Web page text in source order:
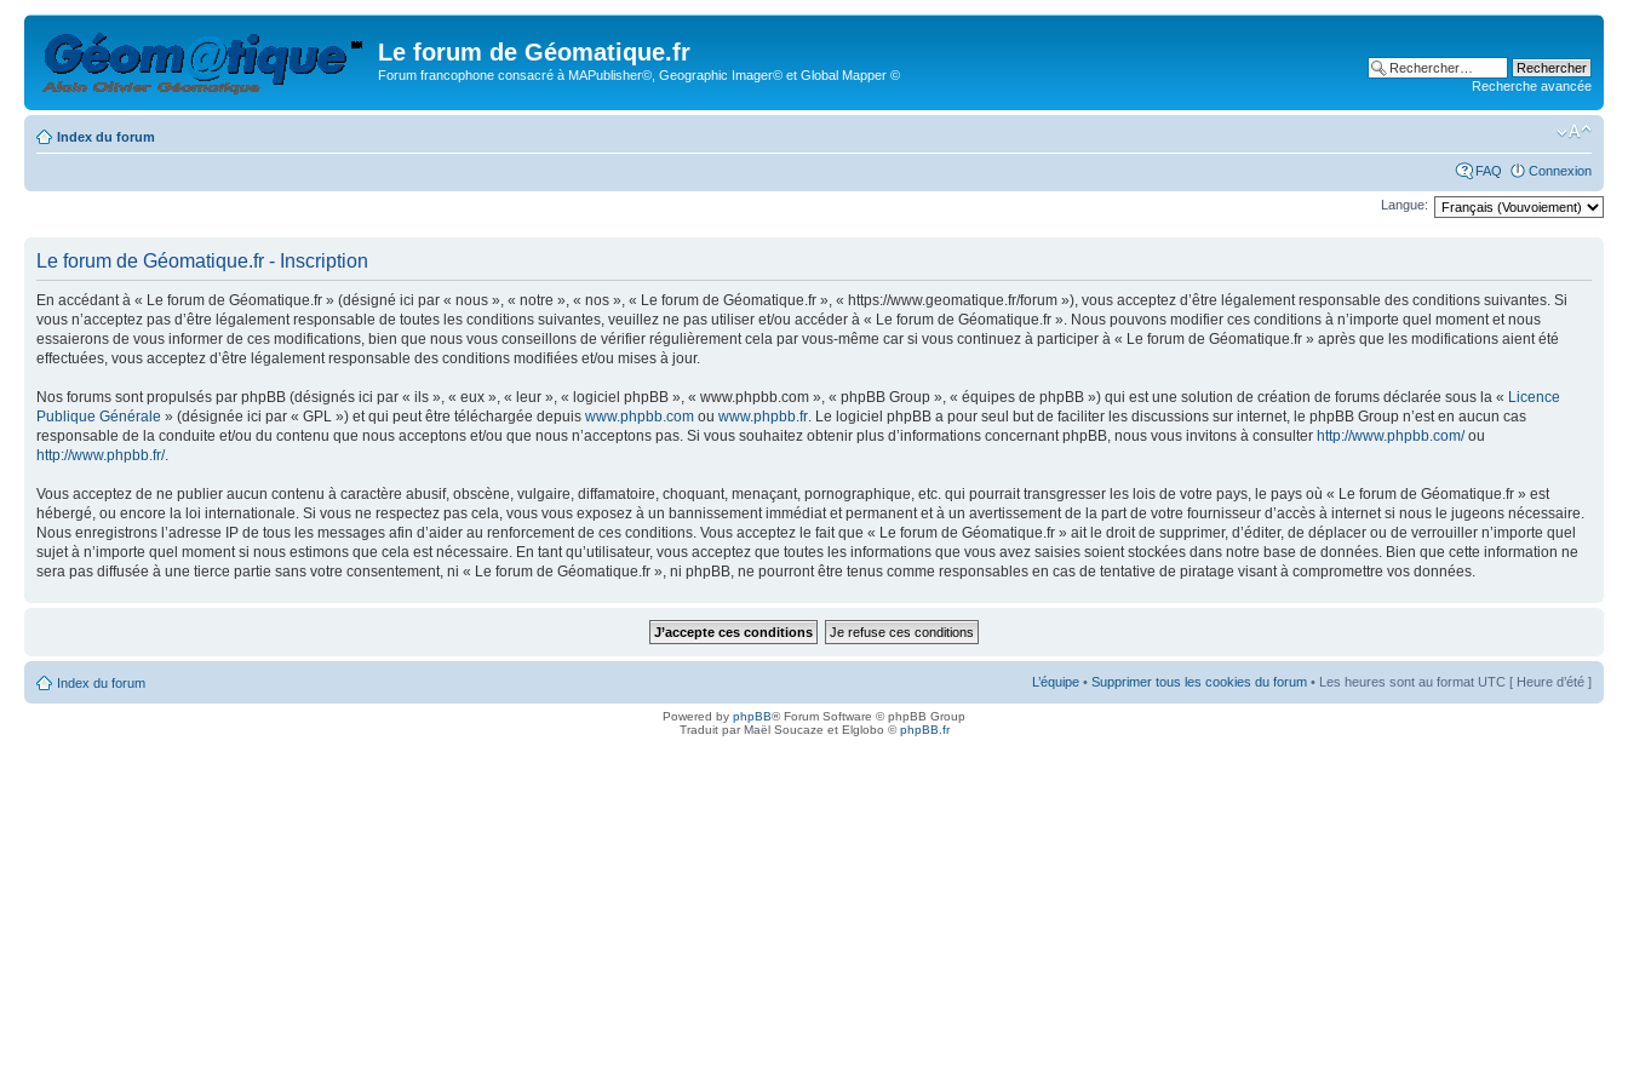
Le forum de Géomatique.fr
Forum francophone consacré à MAPublisher©, Geographic Imager© et Global Mapper ©
Recherche avancée
Index du forum
FAQ Connexion
Langue:
Le forum de Géomatique.fr - Inscription
En accédant à « Le forum de Géomatique.fr » (désigné ici par « nous », « notre », « nos », « Le forum de Géomatique.fr », « https://www.geomatique.fr/forum »), vous acceptez d’être légalement responsable des conditions suivantes. Si
vous n’acceptez pas d’être légalement responsable de toutes les conditions suivantes, veuillez ne pas utiliser et/ou accéder à « Le forum de Géomatique.fr ». Nous pouvons modifier ces conditions à n’importe quel moment et nous
essaierons de vous informer de ces modifications, bien que nous vous conseillons de vérifier régulièrement cela par vous-même car si vous continuez à participer à « Le forum de Géomatique.fr » après que les modifications aient été
effectuées, vous acceptez d’être légalement responsable des conditions modifiées et/ou mises à jour.
Nos forums sont propulsés par phpBB (désignés ici par « ils », « eux », « leur », « logiciel phpBB », « www.phpbb.com », « phpBB Group », « équipes de phpBB ») qui est une solution de création de forums déclarée sous la « Licence
Publique Générale » (désignée ici par « GPL ») et qui peut être téléchargée depuis www.phpbb.com ou www.phpbb.fr. Le logiciel phpBB a pour seul but de faciliter les discussions sur internet, le phpBB Group n’est en aucun cas
responsable de la conduite et/ou du contenu que nous acceptons et/ou que nous n’acceptons pas. Si vous souhaitez obtenir plus d’informations concernant phpBB, nous vous invitons à consulter http://www.phpbb.com/ou
http://www.phpbb.fr/.
Vous acceptez de ne publier aucun contenu à caractère abusif, obscène, vulgaire, diffamatoire, choquant, menaçant, pornographique, etc. qui pourrait transgresser les lois de votre pays, le pays où « Le forum de Géomatique.fr » est
hébergé, ou encore la loi internationale. Si vous ne respectez pas cela, vous vous exposez à un bannissement immédiat et permanent et à un avertissement de la part de votre fournisseur d’accès à internet si nous le jugeons nécessaire.
Nous enregistrons l’adresse IP de tous les messages afin d’aider au renforcement de ces conditions. Vous acceptez le fait que « Le forum de Géomatique.fr » ait le droit de supprimer, d’éditer, de déplacer ou de verrouiller n’importe quel
sujet à n’importe quel moment si nous estimons que cela est nécessaire. En tant qu’utilisateur, vous acceptez que toutes les informations que vous avez saisies soient stockées dans notre base de données. Bien que cette information ne
sera pas diffusée à une tierce partie sans votre consentement, ni « Le forum de Géomatique.fr », ni phpBB, ne pourront être tenus comme responsables en cas de tentative de piratage visant à compromettre vos données.
Index du forum L’équipe • Supprimer tous les cookies du forum • Les heures sont au format UTC [ Heure d’été ]
Powered by phpBB® Forum Software © phpBB Group
Traduit par Maël Soucaze et Elglobo ©phpBB.fr